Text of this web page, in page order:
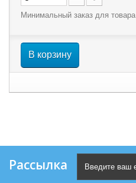
Минимальный заказ для товара
В корзину
Рассылка